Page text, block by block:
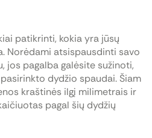
patikrinti, kokia yra jūsų
Norėdami atsispausdinti savo
jos pagalba galėsite sužinoti,
dydžio spaudai. Šiam
kraštinės ilgį milimetrais ir
pagal šių dydžių